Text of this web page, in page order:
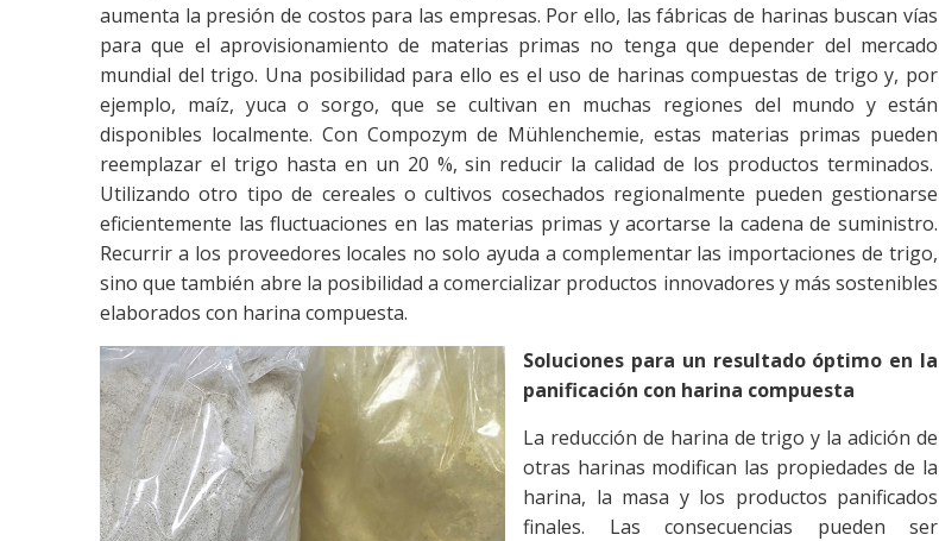
aumenta la presión de costos para las empresas. Por ello, las fábricas de harinas buscan vías
para que el aprovisionamiento de materias primas no tenga que depender del mercado
mundial del trigo. Una posibilidad para ello es el uso de harinas compuestas de trigo y, por
ejemplo, maíz, yuca o sorgo, que se cultivan en muchas regiones del mundo y están
disponibles localmente. Con Compozym de Mühlenchemie, estas materias primas pueden
reemplazar el trigo hasta en un 20 %, sin reducir la calidad de los productos terminados.
Utilizando otro tipo de cereales o cultivos cosechados regionalmente pueden gestionarse
eficientemente las fluctuaciones en las materias primas y acortarse la cadena de suministro.
Recurrir a los proveedores locales no solo ayuda a complementar las importaciones de trigo,
sino que también abre la posibilidad a comercializar productos innovadores y más sostenibles
elaborados con harina compuesta.
Soluciones para un resultado óptimo en la
panificación con harina compuesta
La reducción de harina de trigo y la adición de
otras harinas modifican las propiedades de la
harina, la masa y los productos panificados
finales. Las consecuencias pueden ser